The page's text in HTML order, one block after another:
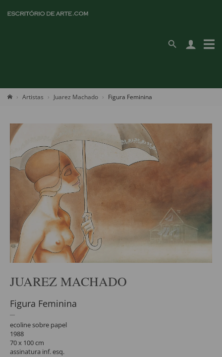
Artistas Juarez Machado Figura Feminina
JUAREZ MACHADO
Figura Feminina
ecoline sobre papel
1988
70 x 100 cm
assinatura inf. esq.